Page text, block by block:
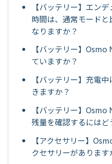
【バッテリー】エン
時間は、通常モードと
なりますか？
【バッテリー】
ていますか？
【バッテリー】充電
きますか？
【バッテリー】
残量を確認するにはど
【アクセサリー】
クセサリーがあります